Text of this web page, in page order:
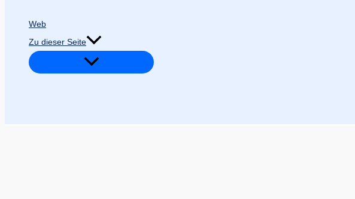
Web
Zu dieser Seite